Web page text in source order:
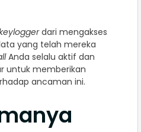
dari mengakses
yang telah mereka
Anda selalu aktif dan
untuk memberikan
ancaman ini.